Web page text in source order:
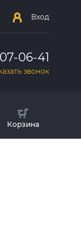
Вход
06-41
звонок
Корзина